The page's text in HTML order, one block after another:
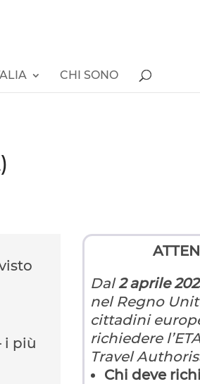
CHI SONO
i più
Dal2 aprile
nel Regno
cittadini
richiedere
Travel
Chi deve